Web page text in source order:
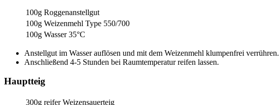
100g Roggenanstellgut
100g Weizenmehl Type 550/700
100g Wasser 35°C
Anstellgut im Wasser auflösen und mit dem Weizenmehl klumpenfrei verrühren.
Anschließend 4-5 Stunden bei Raumtemperatur reifen lassen.
Hauptteig
300g reifer Weizensauerteig